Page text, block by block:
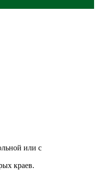
или с
краев.